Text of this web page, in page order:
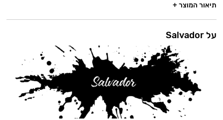
תיאור המוצר +
על Salvador